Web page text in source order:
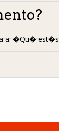
a: �Qu� est�s